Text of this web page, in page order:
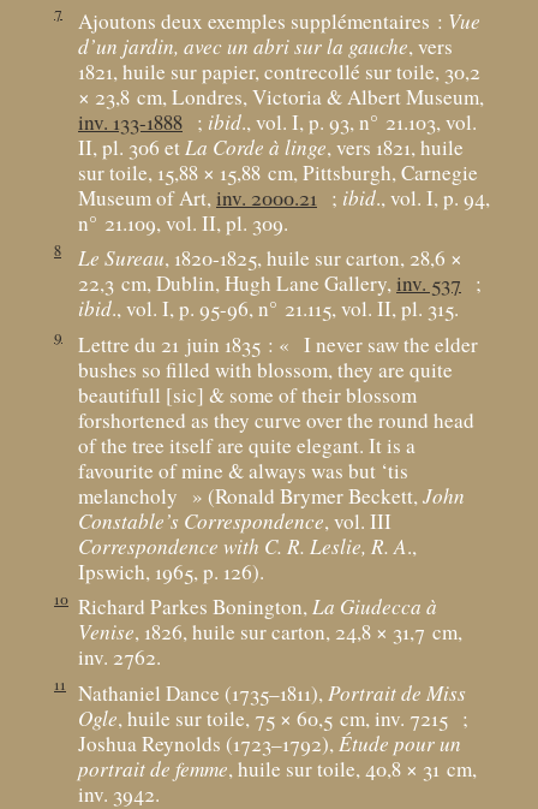
7 Ajoutons deux exemples supplémentaires : Vue
d’un jardin, avec un abri sur la gauche, vers
1821, huile sur papier, contrecollé sur toile, 30,2
× 23,8 cm, Londres, Victoria & Albert Museum,
inv. 133-1888 ; ibid., vol. I, p. 93, n° 21.103, vol.
II, pl. 306 et La Corde à linge, vers 1821, huile
sur toile, 15,88 × 15,88 cm, Pittsburgh, Carnegie
Museum of Art, inv. 2000.21 ; ibid., vol. I, p. 94,
n° 21.109, vol. II, pl. 309.
8 Le Sureau, 1820-1825, huile sur carton, 28,6 ×
22,3 cm, Dublin, Hugh Lane Gallery,inv. 537
;
ibid., vol. I, p. 95-96, n° 21.115, vol. II, pl. 315.
9 Lettre du 21 juin 1835 : « I never saw the elder
bushes so filled with blossom, they are quite
beautifull [sic] & some of their blossom
forshortened as they curve over the round head
of the tree itself are quite elegant. It is a
favourite of mine & always was but ‘tis
melancholy
» (Ronald Brymer Beckett,John
Constable’s Correspondence, vol. III
Correspondence with C. R. Leslie, R. A.,
Ipswich, 1965, p. 126).
10 Richard Parkes Bonington,La Giudecca à
Venise, 1826, huile sur carton, 24,8 × 31,7 cm,
inv. 2762.
11 Nathaniel Dance (1735–1811),Portrait de Miss
Ogle, huile sur toile, 75 × 60,5 cm, inv. 7215 ;
Joshua Reynolds (1723–1792),Étude pour un
portrait de femme, huile sur toile, 40,8 × 31 cm,
inv. 3942.